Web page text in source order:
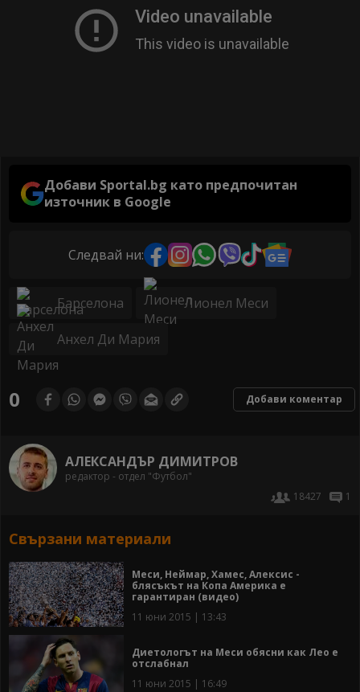
Добави Sportal.bg като предпочитан
източник в Google
Следвай ни:
Барселона Лионел Меси
Анхел Ди Мария
0 Добави коментар
АЛЕКСАНДЪР ДИМИТРОВ
редактор - отдел "Футбол"
18427
1
Свързани материали
Меси, Неймар, Хамес, Алексис -
блясъкът на Копа Америка е
гарантиран (видео)
11 юни 2015 | 13:43
Диетологът на Меси обясни как Лео е
отслабнал
11 юни 2015 | 16:49